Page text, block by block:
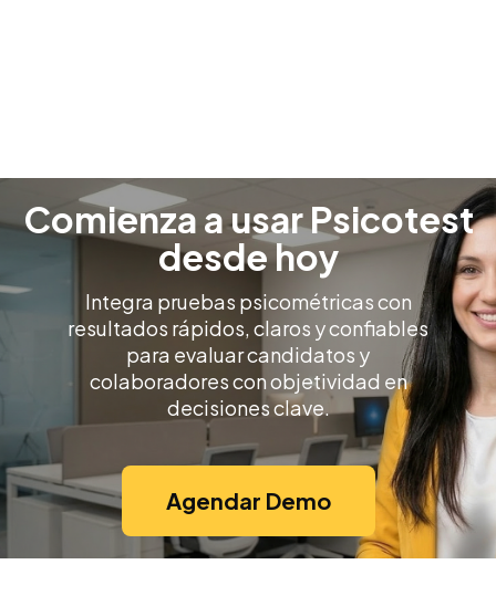
Comienza a usar Psicotest
desde hoy
Integra pruebas psicométricas con
resultados rápidos, claros y confiables
para evaluar candidatos y
colaboradores con objetividad en
decisiones clave.
Agendar Demo